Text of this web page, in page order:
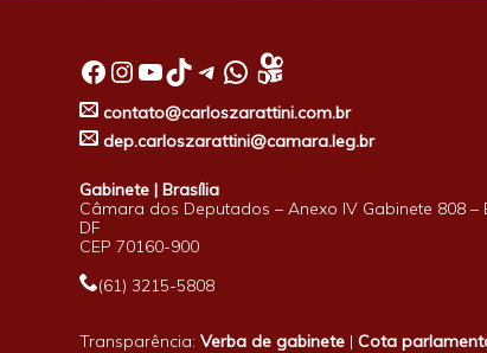
Facebook InstagramYoutube TikTok Telegram WhatsApp
contato@carloszarattini.com.br
dep.carloszarattini@camara.leg.br
Gabinete | Brasília
Câmara dos Deputados – Anexo IV Gabinete 808 –
DF
CEP 70160-900
(61) 3215-5808
Transparência:Verba de gabinete |Cota